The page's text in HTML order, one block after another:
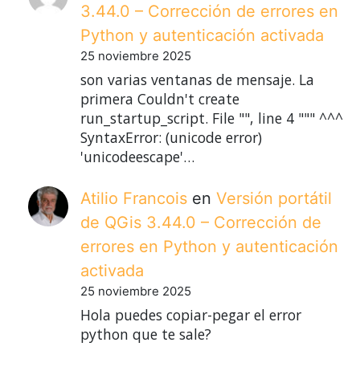
3.44.0 – Corrección de errores en
Python y autenticación activada
25 noviembre 2025
son varias ventanas de mensaje. La
primera Couldn't create
run_startup_script. File "", line 4 """ ^^^
SyntaxError: (unicode error)
'unicodeescape'…
Atilio Francois en Versión portátil
de QGis 3.44.0 – Corrección de
errores en Python y autenticación
activada
25 noviembre 2025
Hola puedes copiar-pegar el error
python que te sale?